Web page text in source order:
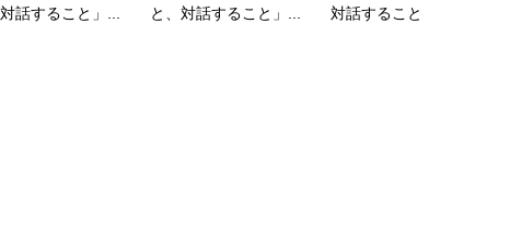
話すること」...
と、対話すること」...
対話すること